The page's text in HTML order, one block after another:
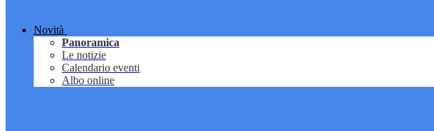
Novità
Panoramica
Le notizie
Calendario eventi
Albo online